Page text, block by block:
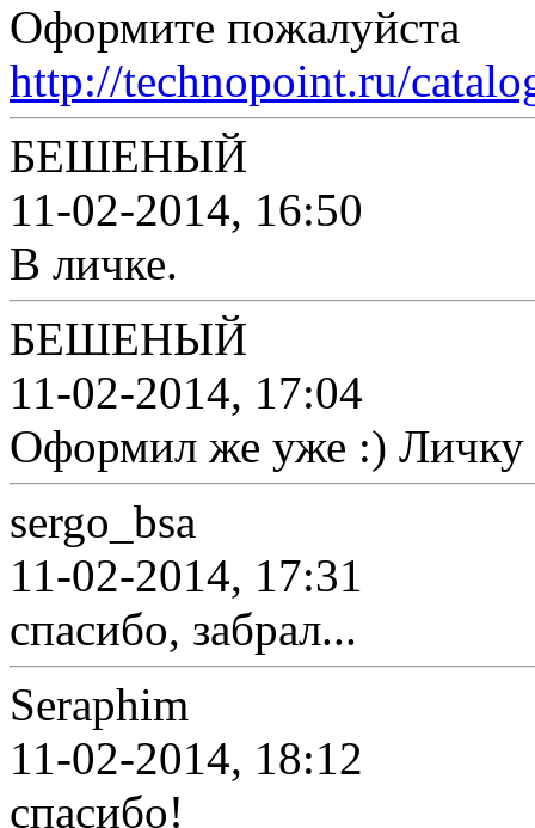
Оформите пожалуйста
http://technopoint.ru/
БЕШЕНЫЙ
11-02-2014, 16:50
В личке.
БЕШЕНЫЙ
11-02-2014, 17:04
Оформил же уже :) Личку
sergo_bsa
11-02-2014, 17:31
спасибо, забрал...
Seraphim
11-02-2014, 18:12
спасибо!